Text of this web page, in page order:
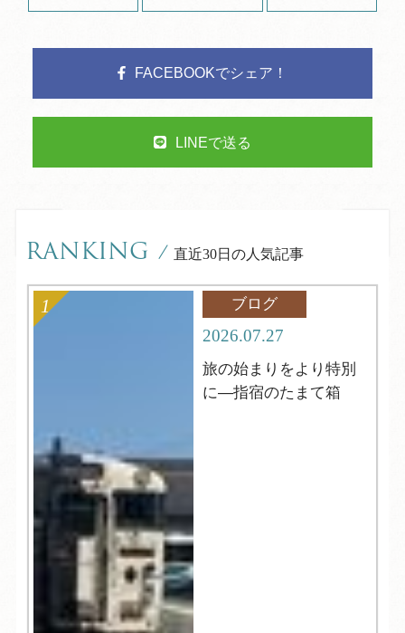
FACEBOOKでシェア！
LINEで送る
RANKING / 直近30日の人気記事
ブログ
2026.07.27
旅の始まりをより特別
に―指宿のたまて箱